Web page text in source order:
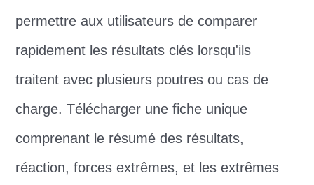
permettre aux utilisateurs de comparer
rapidement les résultats clés lorsqu'ils
traitent avec plusieurs poutres ou cas de
charge. Télécharger une fiche unique
comprenant le résumé des résultats,
réaction, forces extrêmes, et les extrêmes